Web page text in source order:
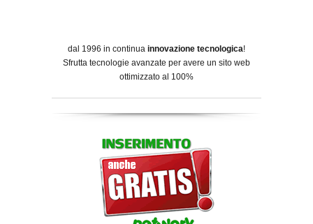
dal 1996 in continua innovazione tecnologica!
Sfrutta tecnologie avanzate per avere un sito web
ottimizzato al 100%